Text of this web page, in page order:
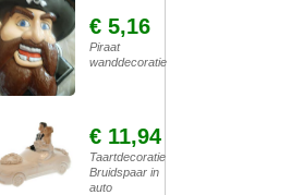
€ 5,16
Piraat
wanddecoratie
€ 11,94
Taartdecoratie
Bruidspaar in
auto